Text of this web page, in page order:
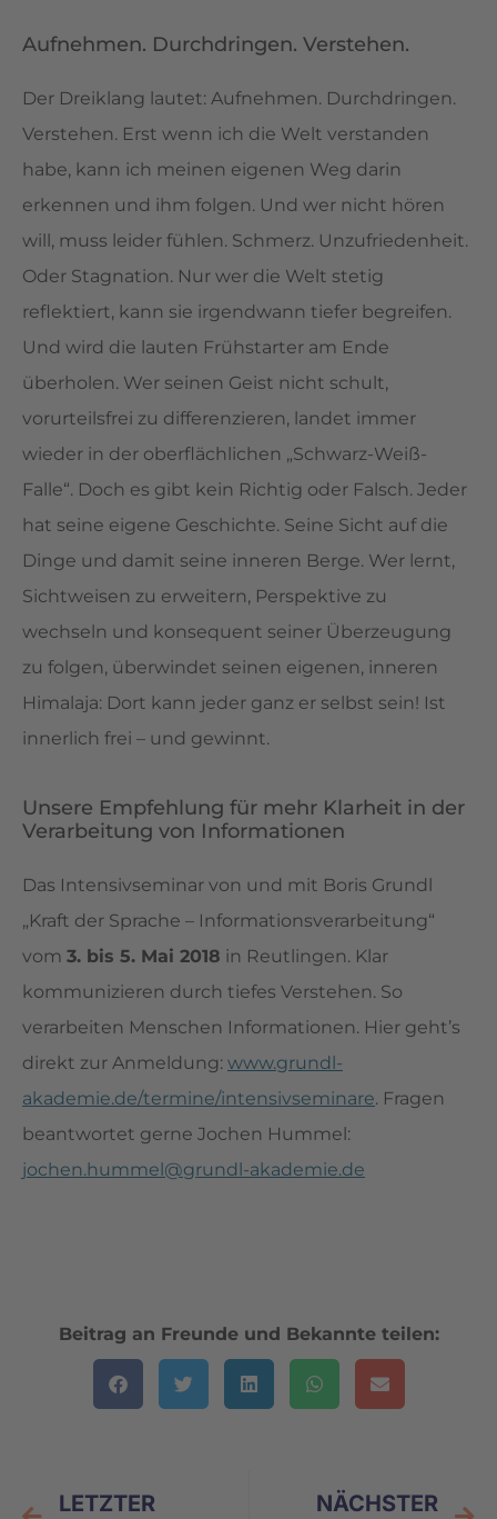
Aufnehmen. Durchdringen. Verstehen.
Der Dreiklang lautet: Aufnehmen. Durchdringen.
Verstehen. Erst wenn ich die Welt verstanden
habe, kann ich meinen eigenen Weg darin
erkennen und ihm folgen. Und wer nicht hören
will, muss leider fühlen. Schmerz. Unzufriedenheit.
Oder Stagnation. Nur wer die Welt stetig
reflektiert, kann sie irgendwann tiefer begreifen.
Und wird die lauten Frühstarter am Ende
überholen. Wer seinen Geist nicht schult,
vorurteilsfrei zu differenzieren, landet immer
wieder in der oberflächlichen „Schwarz-Weiß-
Falle“. Doch es gibt kein Richtig oder Falsch. Jeder
hat seine eigene Geschichte. Seine Sicht auf die
Dinge und damit seine inneren Berge. Wer lernt,
Sichtweisen zu erweitern, Perspektive zu
wechseln und konsequent seiner Überzeugung
zu folgen, überwindet seinen eigenen, inneren
Himalaja: Dort kann jeder ganz er selbst sein! Ist
innerlich frei – und gewinnt.
Unsere Empfehlung für mehr Klarheit in der
Verarbeitung von Informationen
Das Intensivseminar von und mit Boris Grundl
„Kraft der Sprache – Informationsverarbeitung“
vom 3. bis 5. Mai 2018 in Reutlingen. Klar
kommunizieren durch tiefes Verstehen. So
verarbeiten Menschen Informationen. Hier geht’s
direkt zur Anmeldung: www.grundl-
akademie.de/termine/intensivseminare. Fragen
beantwortet gerne Jochen Hummel:
jochen.hummel@grundl-akademie.de
Beitrag an Freunde und Bekannte teilen:
LETZTER NÄCHSTER